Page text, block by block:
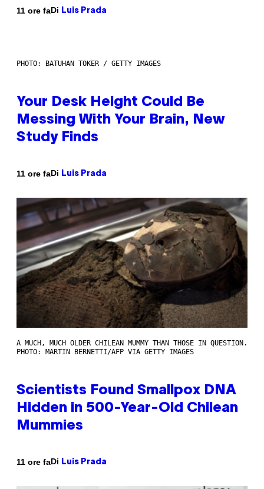
11 ore faDi Luis Prada
PHOTO: BATUHAN TOKER / GETTY IMAGES
Your Desk Height Could Be
Messing With Your Brain, New
Study Finds
11 ore faDi Luis Prada
A MUCH, MUCH OLDER CHILEAN MUMMY THAN THOSE IN QUESTION.
PHOTO: MARTIN BERNETTI/AFP VIA GETTY IMAGES
Scientists Found Smallpox DNA
Hidden in 500-Year-Old Chilean
Mummies
11 ore faDi Luis Prada